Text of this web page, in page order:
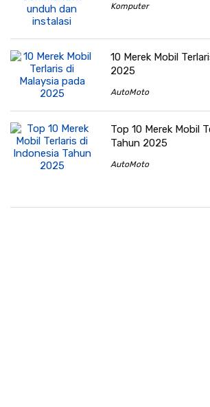
Komputer
10 Merek Mobil
2025
AutoMoto
Top 10 Merek Mobil
Tahun 2025
AutoMoto